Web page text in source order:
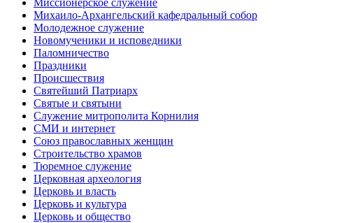
Михаило-Архангельский кафедральный собор
Молодежное служение
Новомученики и исповедники
Паломничество
Праздники
Происшествия
Святейший Патриарх
Святые и святыни
Служение митрополита Корнилия
СМИ и интернет
Союз православных женщин
Строительство храмов
Тюремное служение
Церковная археология
Церковь и власть
Церковь и культура
Церковь и общество